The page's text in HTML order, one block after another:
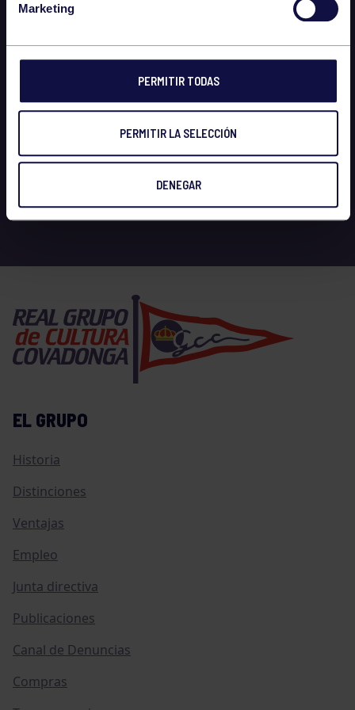
Marketing
PERMITIR TODAS
PERMITIR LA SELECCIÓN
DENEGAR
EL GRUPO
Historia
Distinciones
Ventajas
Empleo
Junta directiva
Publicaciones
Canal de Denuncias
Compras